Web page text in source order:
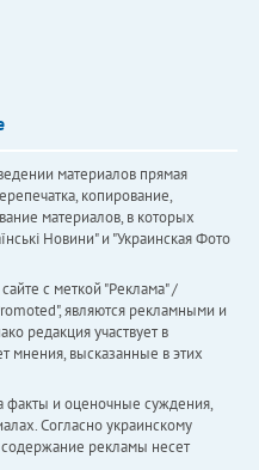
материалов прямая
копирование,
материалов, в которых
Новини" и "Украинская Фото
с меткой "Реклама" /
являются рекламными и
редакция участвует в
мнения, высказанные в этих
факты и оценочные суждения,
Согласно украинскому
содержание рекламы несет